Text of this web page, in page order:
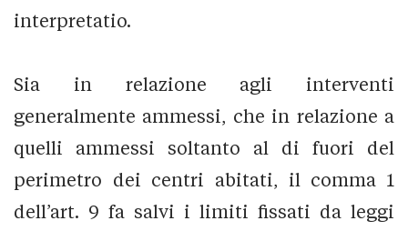
interpretatio.
Sia in relazione agli interventi
generalmente ammessi, che in relazione a
quelli ammessi soltanto al di fuori del
perimetro dei centri abitati, il comma 1
dell’art. 9 fa salvi i limiti fissati da leggi